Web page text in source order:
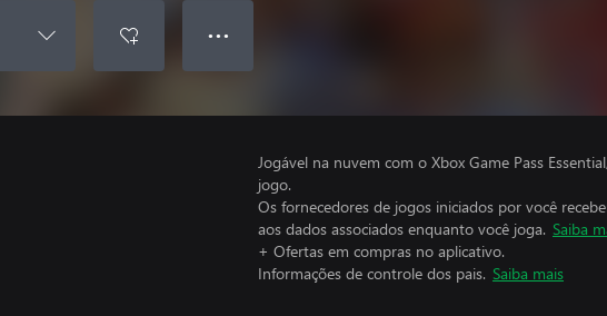
● ● ●
Jogável na nuvem com o Xbox Game Pass
jogo.
Os fornecedores de jogos iniciados por você
aos dados associados enquanto você joga. Saiba
+ Ofertas em compras no aplicativo.
Informações de controle dos pais. Saiba mais